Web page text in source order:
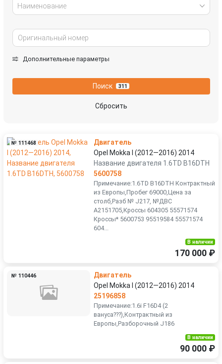
Наименование
Дополнительные параметры
Поиск 311
Сбросить
№ 111468
Двигатель
Opel Mokka I (2012—2016) 2014
Название двигателя 1.6TD B16DTH
5600758
Примечание:1.6TD B16DTH Контрактный
из Европы,Пробег 69000,Цена за
столб,Разб № J217, №ДВС
A2151705,Кроссы 604305 55571574
Кроссы* 5600753 95519584 55571574
604...
В наличии
170 000 ₽
№ 110446
Двигатель
Opel Mokka I (2012—2016) 2014
25196858
Примечание:1.6i F16D4 (2
вануса???),Контрактный из
Европы,Разборочный J186
В наличии
90 000 ₽